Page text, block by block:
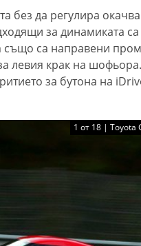
без да регулира
за динамиката
също са направени
левия крак на
за бутона на
1 от 18 | Toyota